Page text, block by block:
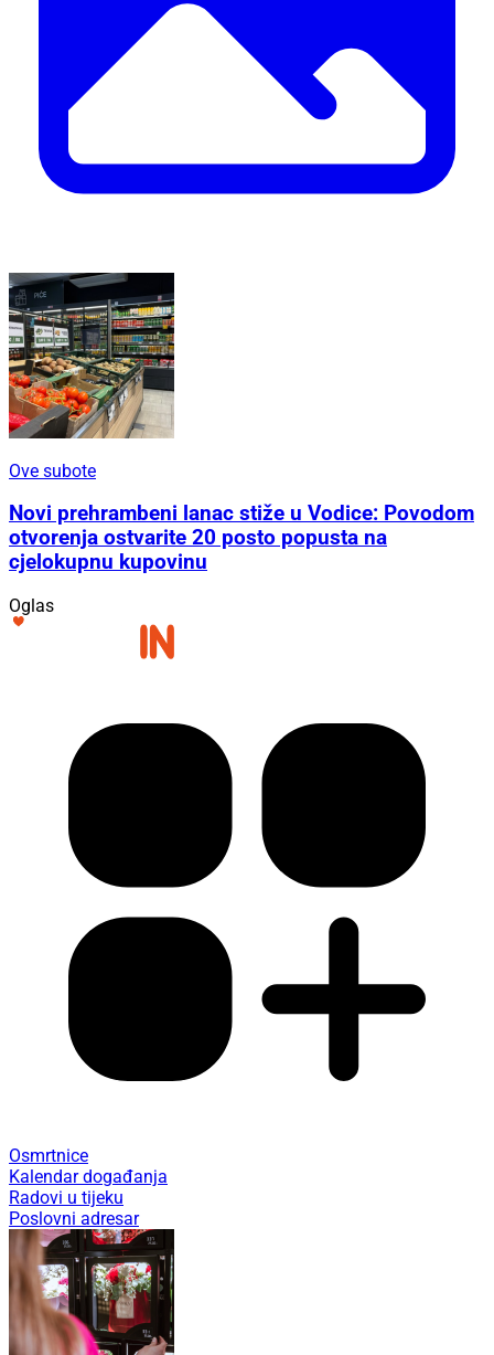
Ove subote
Novi prehrambeni lanac stiže u Vodice: Povodom
otvorenja ostvarite 20 posto popusta na
cjelokupnu kupovinu
Oglas
Osmrtnice
Kalendar događanja
Radovi u tijeku
Poslovni adresar